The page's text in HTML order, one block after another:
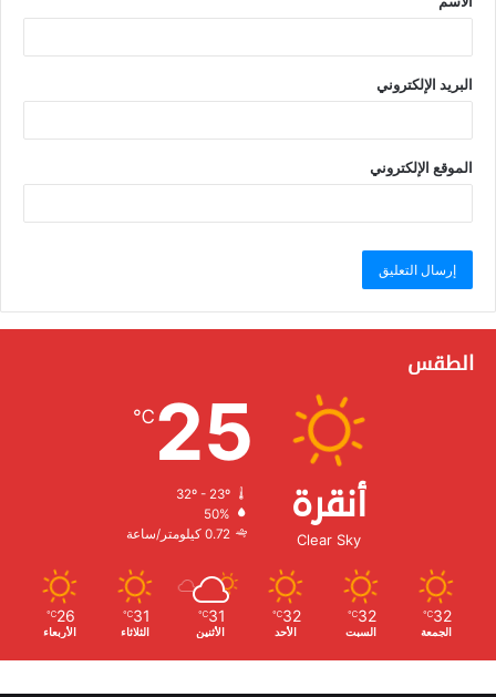
البريد الإلكتروني
الموقع الإلكتروني
الطقس
أنقرة
Clear Sky
25
℃
32º - 23º
الرطوبة:
الرياح:0.72 كيلومتر/ساعة
32
℃
الجمعة
32
℃
السبت
32
℃
الأحد
31
℃
الأثنين
31
℃
الثلاثاء
26
℃
الأربعاء